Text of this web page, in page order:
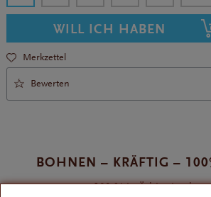
WILL ICH HABEN
Merkzettel
Bewerten
BOHNEN – KRÄFTIG –
zu 100 % in Äthiopien